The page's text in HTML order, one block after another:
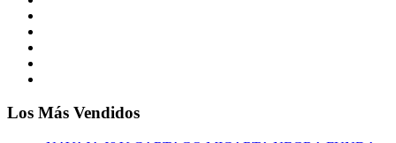
Los Más Vendidos